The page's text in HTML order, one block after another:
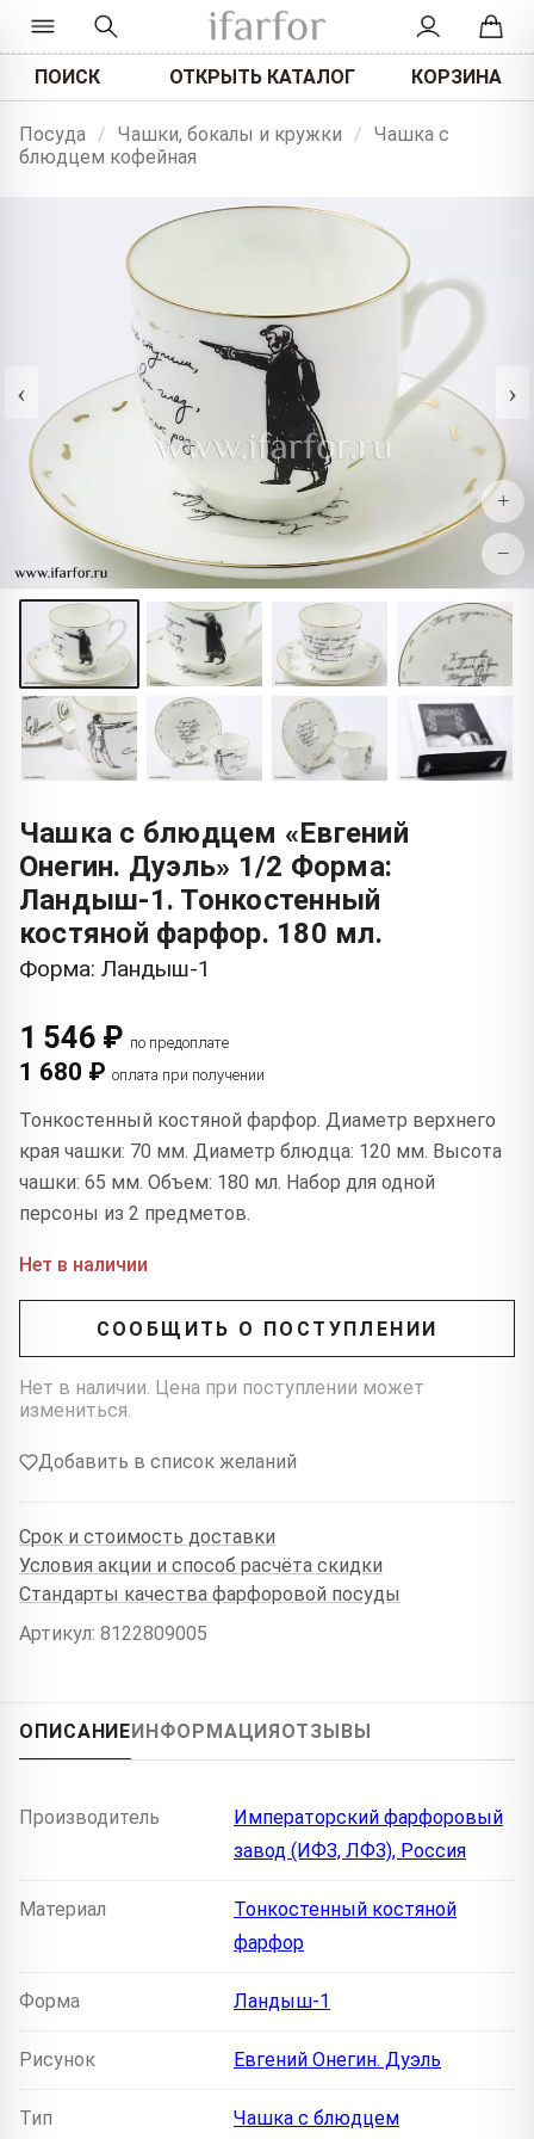
ПОИСК ОТКРЫТЬ КАТАЛОГ КОРЗИНА
Посуда / Чашки, бокалы и кружки / Чашка с
блюдцем кофейная
‹ ›
+
−
Чашка с блюдцем «Евгений
Онегин. Дуэль» 1/2 Форма:
Ландыш-1. Тонкостенный
костяной фарфор. 180 мл.
Форма: Ландыш-1
1 546 ₽ по предоплате
1 680 ₽ оплата при получении
Тонкостенный костяной фарфор. Диаметр верхнего
края чашки: 70 мм. Диаметр блюдца: 120 мм. Высота
чашки: 65 мм. Объем: 180 мл. Набор для одной
персоны из 2 предметов.
Нет в наличии
СООБЩИТЬ О ПОСТУПЛЕНИИ
Нет в наличии. Цена при поступлении может
измениться.
Добавить в список желаний
Срок и стоимость доставки
Условия акции и способ расчёта скидки
Стандарты качества фарфоровой посуды
Артикул: 8122809005
ОПИСАНИЕИНФОРМАЦИЯОТЗЫВЫ
Производитель
Императорский фарфоровый
завод (ИФЗ, ЛФЗ), Россия
Материал
Тонкостенный костяной
фарфор
Форма Ландыш-1
Рисунок Евгений Онегин. Дуэль
Тип Чашка с блюдцем